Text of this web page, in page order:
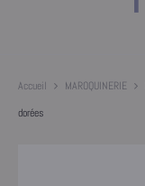
Accueil MAROQUINERIE
dorées